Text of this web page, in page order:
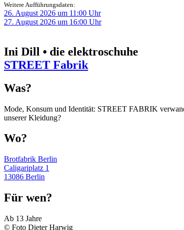
Weitere Aufführungsdaten:
26. August 2026 um 11:00 Uhr
27. August 2026 um 16:00 Uhr
Ini Dill • die elektroschuhe
STREET Fabrik
Was?
Mode, Konsum und Identität: STREET FABRIK
unserer Kleidung?
Wo?
Brotfabrik Berlin
Caligariplatz 1
13086 Berlin
Für wen?
Ab 13 Jahre
© Foto Dieter Harwig